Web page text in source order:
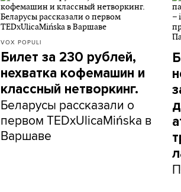
VOX POPULI
Билет за 230 рублей,
нехватка кофемашин и
классный нетворкинг.
Беларусы рассказали о
первом TEDxUlicaMińska в
Варшаве